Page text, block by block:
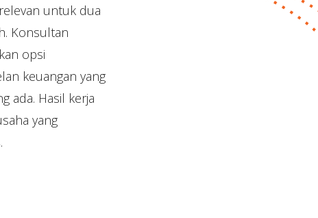
untuk dua
Konsultan
opsi
keuangan yang
ada. Hasil kerja
yang